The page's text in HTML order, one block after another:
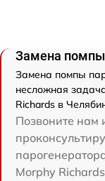
Замена помпы
Замена помпы
несложная
Richards в
Позвоните нам
Morphy